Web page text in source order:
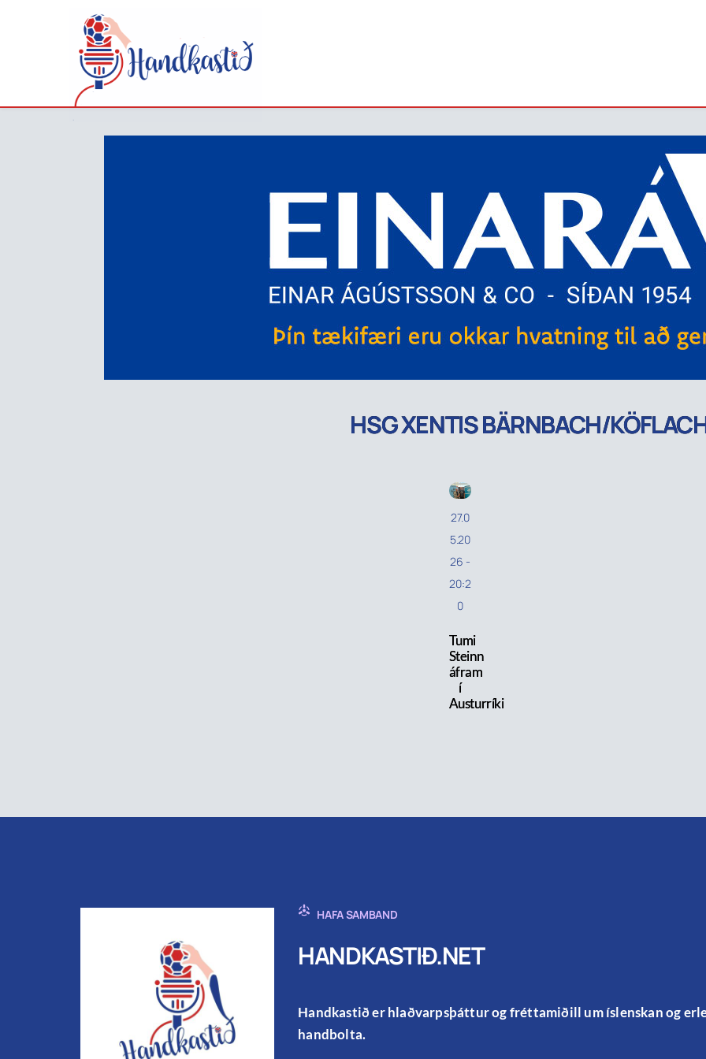
HSG XENTIS BÄRNBACH/
27.0
5.20
26 -
20:2
0
Tumi
Steinn
áfram
í
Austurríki
HAFA SAMBAND
HANDKASTIÐ.NET
Handkastið er hlaðvarpsþáttur og fréttamiðill um íslenskan og
handbolta.